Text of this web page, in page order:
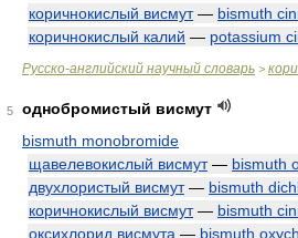
коричнокислый висмут— bismuth
коричнокислый калий — potassium
Русско-английский научный словарь >
5
однобромистый висмут
bismuth monobromide
щавелевокислый висмут— bismuth
двухлористый висмут— bismuth
коричнокислый висмут— bismuth
оксихлорид висмута — bismuth